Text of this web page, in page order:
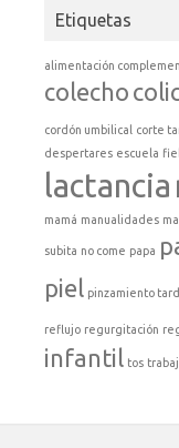
Etiquetas
alimentación
colecho
cordón umbilical corte
despertares escuela
lactancia
mamá manualidades
subita no come papa
piel pinzamiento
reflujo regurgitación
infantil tos